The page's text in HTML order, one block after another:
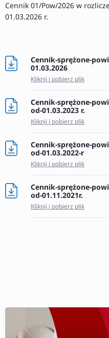
Cennik 01/Pow/2026 w
01.03.2026 r.
Cennik-sprężone-
01.03.2026
Kliknij i pobierz plik
Cennik-sprężone-
od-01.03.2023 r.
Kliknij i pobierz plik
Cennik-sprężone-
od-01.03.2022-r
Kliknij i pobierz plik
Cennik-sprężone-
od-01.11.2021r.
Kliknij i pobierz plik